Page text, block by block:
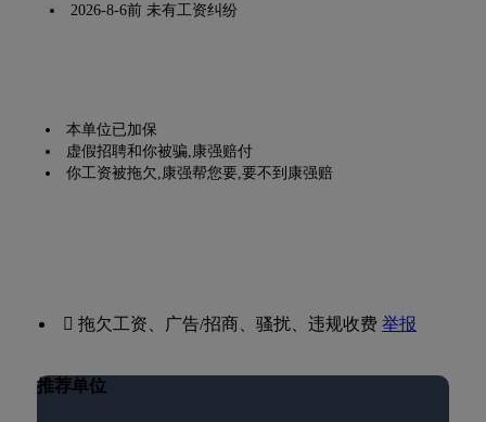
2026-8-6前 未有工资纠纷
本单位已加保
虚假招聘和你被骗,康强赔付
你工资被拖欠,康强帮您要,要不到康强赔
 拖欠工资、广告/招商、骚扰、违规收费举报
推荐单位